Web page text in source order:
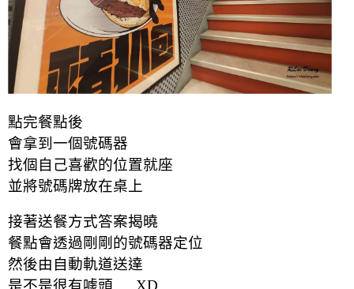
點完餐點後
會拿到一個號碼器
找個自己喜歡的位置就座
並將號碼牌放在桌上
接著送餐方式答案揭曉
餐點會透過剛剛的號碼器定位
然後由自動軌道送達
是不是很有噱頭 … XD